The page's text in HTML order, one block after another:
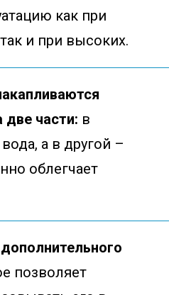
как при
и при высоких.
две части: в
а в другой –
облегчает
позволяет